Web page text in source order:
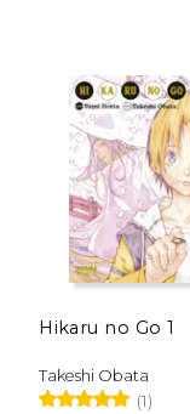
Hikaru no Go 1
Takeshi Obata
(1)